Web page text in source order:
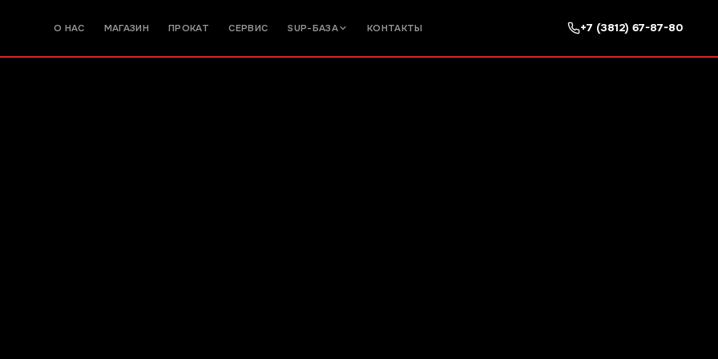
О НАС МАГАЗИН ПРОКАТ СЕРВИС SUP-БАЗА КОНТАКТЫ +7 (3812) 67-87-80